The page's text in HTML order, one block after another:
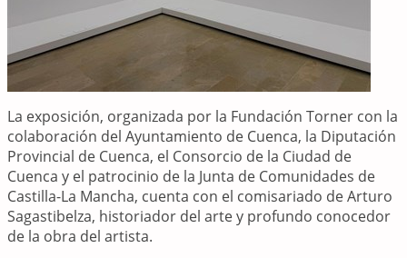
La exposición, organizada por la Fundación Torner con la
colaboración del Ayuntamiento de Cuenca, la Diputación
Provincial de Cuenca, el Consorcio de la Ciudad de
Cuenca y el patrocinio de la Junta de Comunidades de
Castilla-La Mancha, cuenta con el comisariado de Arturo
Sagastibelza, historiador del arte y profundo conocedor
de la obra del artista.